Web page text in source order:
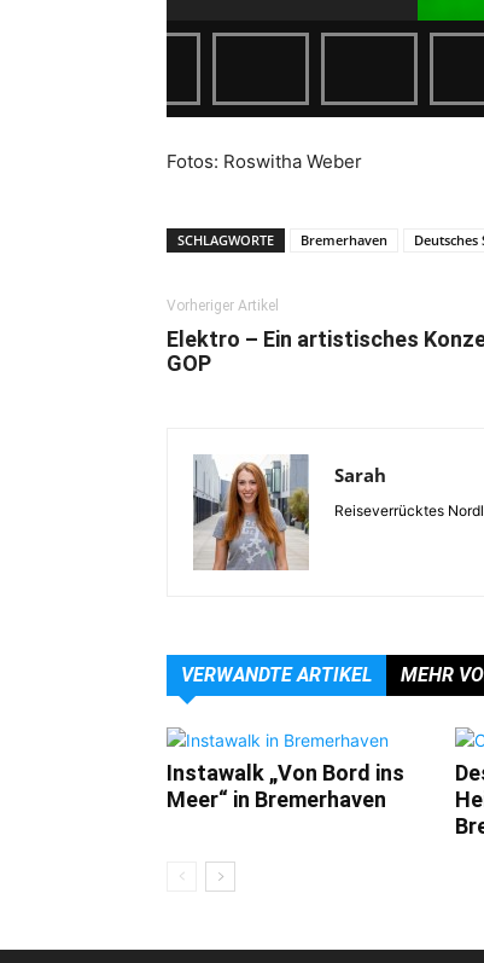
Fotos: Roswitha Weber
SCHLAGWORTE Bremerhaven
Vorheriger Artikel
Elektro – Ein artistisches
GOP
Sarah
Reiseverrücktes
VERWANDTE ARTIKEL MEHR
Instawalk „Von Bord ins
Meer“ in Bremerhaven